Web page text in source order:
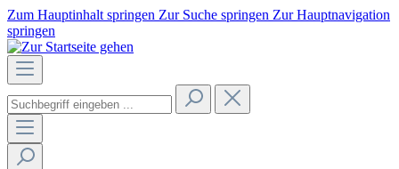
Zum Hauptinhalt springen Zur Suche springen Zur Hauptnavigation
springen